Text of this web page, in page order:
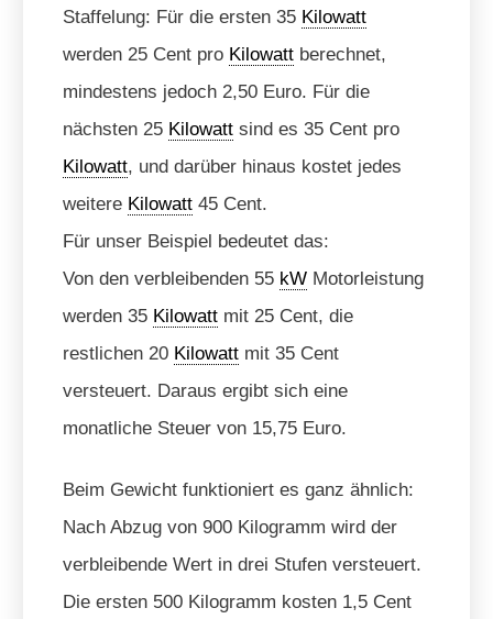
Staffelung: Für die ersten 35 Kilowatt
werden 25 Cent pro Kilowatt berechnet,
mindestens jedoch 2,50 Euro. Für die
nächsten 25 Kilowatt sind es 35 Cent pro
Kilowatt, und darüber hinaus kostet jedes
weitere Kilowatt 45 Cent.
Für unser Beispiel bedeutet das:
Von den verbleibenden 55 kW Motorleistung
werden 35 Kilowatt mit 25 Cent, die
restlichen 20 Kilowatt mit 35 Cent
versteuert. Daraus ergibt sich eine
monatliche Steuer von 15,75 Euro.
Beim Gewicht funktioniert es ganz ähnlich:
Nach Abzug von 900 Kilogramm wird der
verbleibende Wert in drei Stufen versteuert.
Die ersten 500 Kilogramm kosten 1,5 Cent